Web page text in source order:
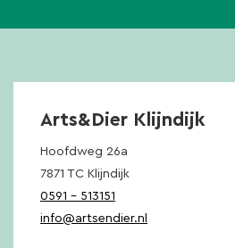
Arts&Dier Klijndijk
Hoofdweg 26a
7871 TC Klijndijk
0591 – 513151
info@artsendier.nl